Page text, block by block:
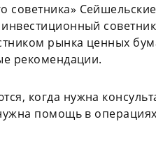
советника»
рынка ценных
рекомендации.
когда нужна
помощь в